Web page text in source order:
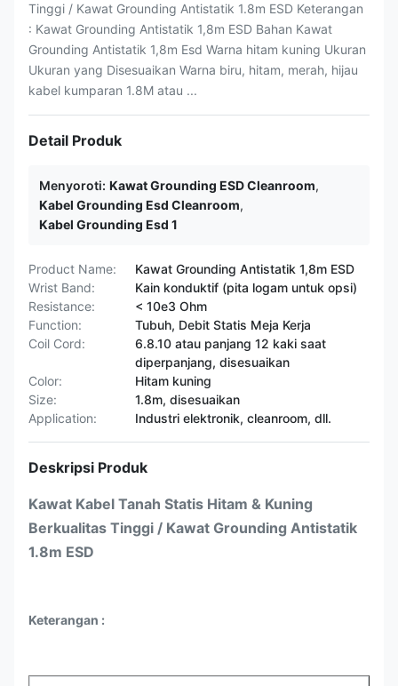
Tinggi / Kawat Grounding Antistatik 1.8m ESD Keterangan
: Kawat Grounding Antistatik 1,8m ESD Bahan Kawat
Grounding Antistatik 1,8m Esd Warna hitam kuning Ukuran
Ukuran yang Disesuaikan Warna biru, hitam, merah, hijau
kabel kumparan 1.8M atau ...
Detail Produk
Menyoroti: Kawat Grounding ESD Cleanroom,
Kabel Grounding Esd Cleanroom,
Kabel Grounding Esd 1
Product Name:
Kawat Grounding Antistatik 1,8m ESD
Wrist Band:
Kain konduktif (pita logam untuk opsi)
Resistance:
< 10e3 Ohm
Function:
Tubuh, Debit Statis Meja Kerja
Coil Cord:
6.8.10 atau panjang 12 kaki saat
diperpanjang, disesuaikan
Color:
Hitam kuning
Size:
1.8m, disesuaikan
Application:
Industri elektronik, cleanroom, dll.
Deskripsi Produk
Kawat Kabel Tanah Statis Hitam & Kuning
Berkualitas Tinggi / Kawat Grounding Antistatik
1.8m ESD
Keterangan :